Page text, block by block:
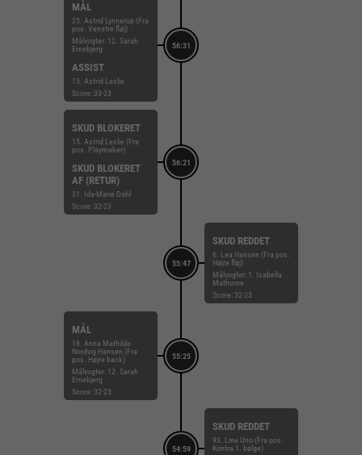
56:31
MÅL
25. Astrid Lynnerup (Fra
pos. Venstre fløj)
Målvogter: 12. Sarah
Ernebjerg
ASSIST
15. Astrid Leslie
Score: 33-23
56:21
SKUD BLOKERET
15. Astrid Leslie (Fra
pos. Playmaker)
SKUD BLOKERET
AF (RETUR)
31. Ida-Marie Dahl
Score: 32-23
55:47
SKUD REDDET
6. Lea Hansen (Fra pos.
Højre fløj)
Målvogter: 1. Isabella
Mathorne
Score: 32-23
55:25
MÅL
18. Anna Mathilde
Nordvig Hansen (Fra
pos. Højre back)
Målvogter: 12. Sarah
Ernebjerg
Score: 32-23
54:59
SKUD REDDET
93. Line Uno (Fra pos.
Kontra 1. bølge)